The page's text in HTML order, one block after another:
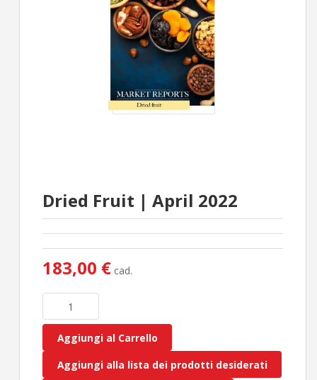
Dried Fruit | April 2022
183,00 € cad.
Aggiungi al Carrello
Aggiungi alla lista dei prodotti desiderati